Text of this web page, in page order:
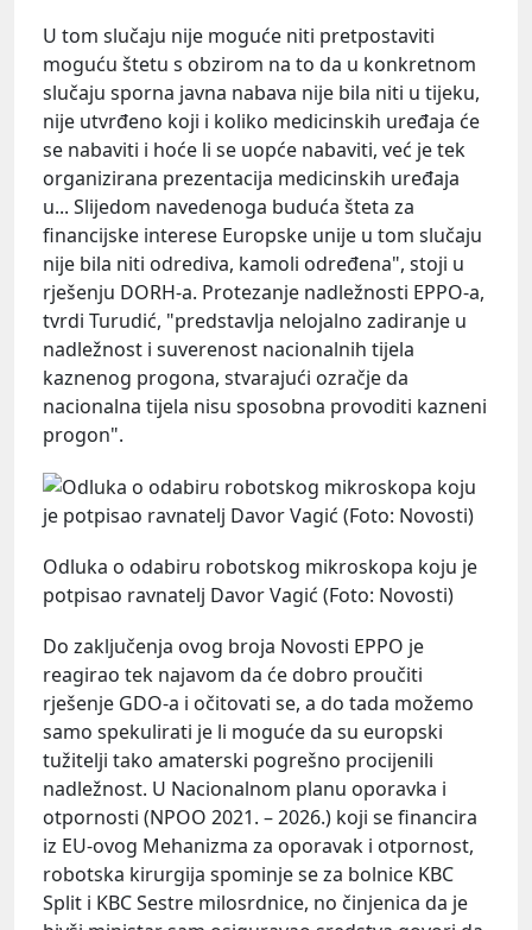
U tom slučaju nije moguće niti pretpostaviti
moguću štetu s obzirom na to da u konkretnom
slučaju sporna javna nabava nije bila niti u tijeku,
nije utvrđeno koji i koliko medicinskih uređaja će
se nabaviti i hoće li se uopće nabaviti, već je tek
organizirana prezentacija medicinskih uređaja
u... Slijedom navedenoga buduća šteta za
financijske interese Europske unije u tom slučaju
nije bila niti odrediva, kamoli određena", stoji u
rješenju DORH-a. Protezanje nadležnosti EPPO-a,
tvrdi Turudić, "predstavlja nelojalno zadiranje u
nadležnost i suverenost nacionalnih tijela
kaznenog progona, stvarajući ozračje da
nacionalna tijela nisu sposobna provoditi kazneni
progon".
Odluka o odabiru robotskog mikroskopa koju je
potpisao ravnatelj Davor Vagić (Foto: Novosti)
Do zaključenja ovog broja Novosti EPPO je
reagirao tek najavom da će dobro proučiti
rješenje GDO-a i očitovati se, a do tada možemo
samo spekulirati je li moguće da su europski
tužitelji tako amaterski pogrešno procijenili
nadležnost. U Nacionalnom planu oporavka i
otpornosti (NPOO 2021. – 2026.) koji se financira
iz EU-ovog Mehanizma za oporavak i otpornost,
robotska kirurgija spominje se za bolnice KBC
Split i KBC Sestre milosrdnice, no činjenica da je